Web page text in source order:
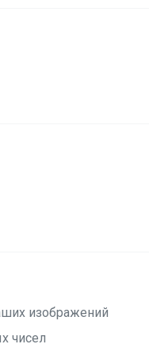
изображений
чисел